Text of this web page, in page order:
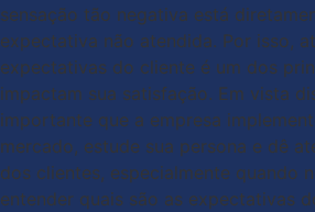
sensação tão negativa está
expectativa não atendida. Por isso,
expectativas do cliente é um dos
impactam sua satisfação. Em vista
importante que a empresa
mercado, estude sua persona e dê
dos clientes, especialmente quando
entender quais são as expectativas